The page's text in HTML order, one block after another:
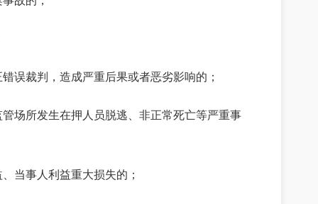
误裁判，造成严重后果或者恶劣影响的；
场所发生在押人员脱逃、非正常死亡等严重事
当事人利益重大损失的；